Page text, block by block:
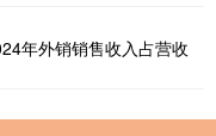
年外销销售收入占营收